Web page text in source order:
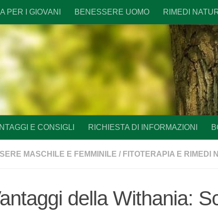
PER I GIOVANI BENESSERE UOMO RIMEDI
E CONSIGLI RICHIESTA DI INFORMAZIONI
MASCHILE E FEMMINILE / FITOTERAPIA E RIMEDI
della Withania: